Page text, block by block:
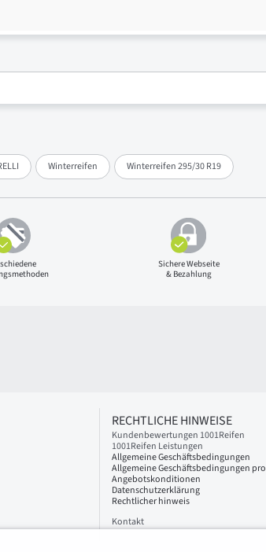
Winterreifen Winterreifen 295/30 R19
Sichere Webseite
& Bezahlung
RECHTLICHE HINWEISE
Kundenbewertungen 1001Reifen
1001Reifen Leistungen
Allgemeine Geschäftsbedingungen
Allgemeine Geschäftsbedingungen pro
Angebotskonditionen
Datenschutzerklärung
Rechtlicher hinweis
Kontakt